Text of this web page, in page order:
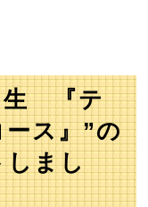
生 『テ
ス』”の
しまし